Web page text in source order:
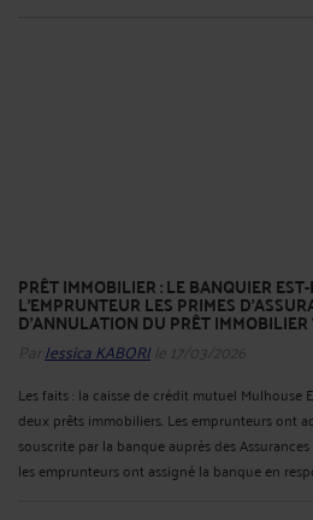
PRÊT IMMOBILIER : LE BANQUIER
L’EMPRUNTEUR LES PRIMES
D’ANNULATION DU PRÊT IMMOBILIER
Par Jessica KABORI le 17/03/2026
Les faits : la caisse de crédit mutuel
deux prêts immobiliers. Les emprunteurs ont
souscrite par la banque auprès des
les emprunteurs ont assigné la banque en